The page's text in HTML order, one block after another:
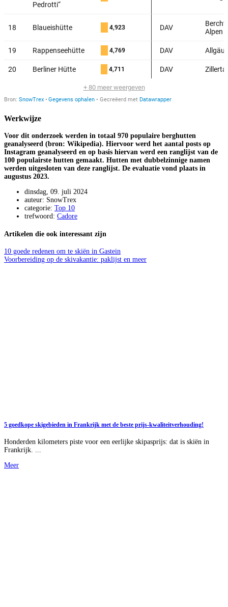
Werkwijze
Voor dit onderzoek werden in totaal 970 populaire berghutten
geanalyseerd (bron: Wikipedia). Hiervoor werd het aantal posts op
Instagram geanalyseerd en op basis hiervan werd een ranglijst van de
100 populairste hutten gemaakt. Hutten met dubbelzinnige namen
werden uitgesloten van deze ranglijst. De evaluatie vond plaats in
augustus 2023.
dinsdag, 09. juli 2024
auteur: SnowTrex
categorie: Top 10
trefwoord: Cadore
Artikelen die ook interessant zijn
10 goede redenen om te skiën in Gastein
Voorbereiding op de skivakantie: paklijst en meer
5 goedkope skigebieden in Frankrijk met de beste prijs-kwaliteitverhouding!
Honderden kilometers piste voor een eerlijke skipasprijs: dat is skiën in
Frankrijk. ...
Meer